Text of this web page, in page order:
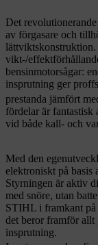
Det
av förgasare och
lättviktskonstruktion.
vikt-/
bensinmotorsågar:
insprutning ger
prestanda jämfört
fördelar är fantastisk
vid både kall- och
Med den
elektroniskt på basis
Styrningen är aktiv
med snöre, utan
STIHL i framkant på
det beror framför allt
insprutning.